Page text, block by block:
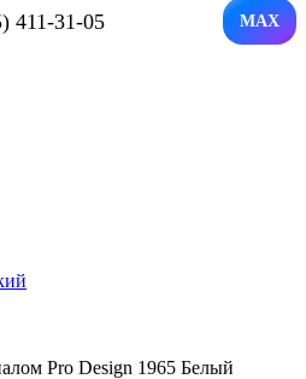
411-31-05 MAX
Pro Design 1965 Белый